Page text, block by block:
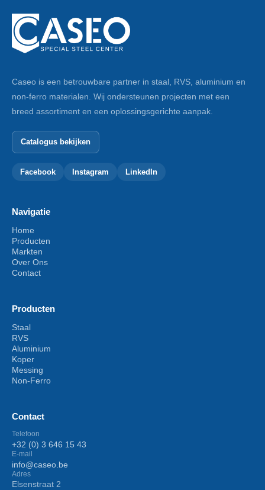
Caseo is een betrouwbare partner in staal, RVS, aluminium en
non-ferro materialen. Wij ondersteunen projecten met een
breed assortiment en een oplossingsgerichte aanpak.
Catalogus bekijken
Facebook Instagram LinkedIn
Navigatie
Home
Producten
Markten
Over Ons
Contact
Producten
Staal
RVS
Aluminium
Koper
Messing
Non-Ferro
Contact
Telefoon
+32 (0) 3 646 15 43
E-mail
info@caseo.be
Adres
Elsenstraat 2